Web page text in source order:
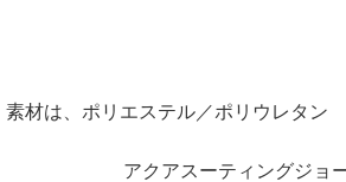
素材は、ポリエステル／ポリウレタン
アクアスーティングジョ